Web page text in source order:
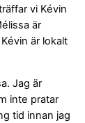
vi Kévin
är
är lokalt
Jag är
inte pratar
tid innan jag